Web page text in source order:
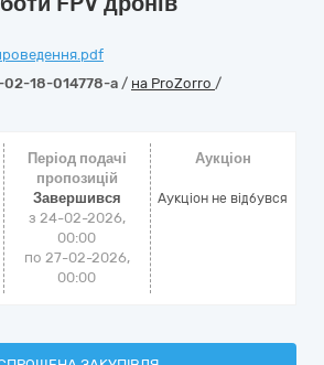
02-18-014778-a/ на ProZorro /
Період подачі
пропозицій
Завершився
з 24-02-2026,
00:00
по 27-02-2026,
00:00
Аукціон
Аукціон не відбувся